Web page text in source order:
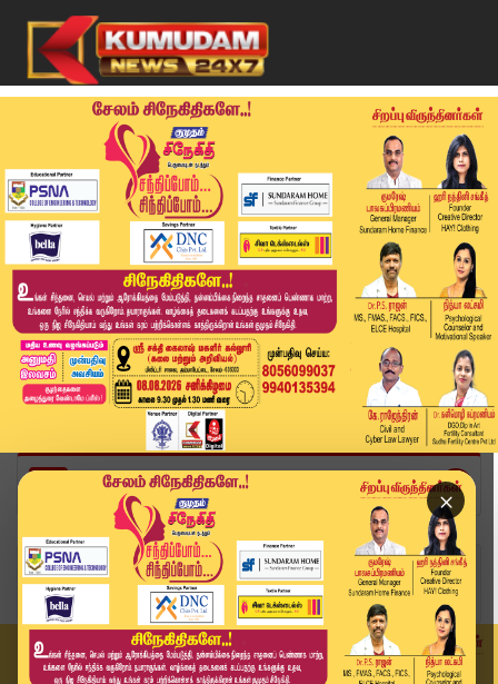
×
Home
விளையாட்டு
FIFA: உலகக்கோப்பை கால்பந்து: செனகலுக்கு அதிர்ச்...